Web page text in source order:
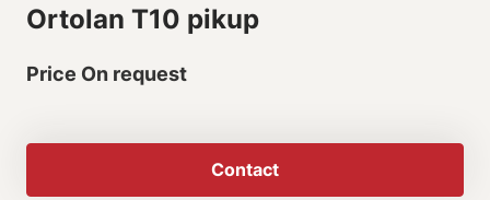
Ortolan T10 pikup
Price On request
Contact